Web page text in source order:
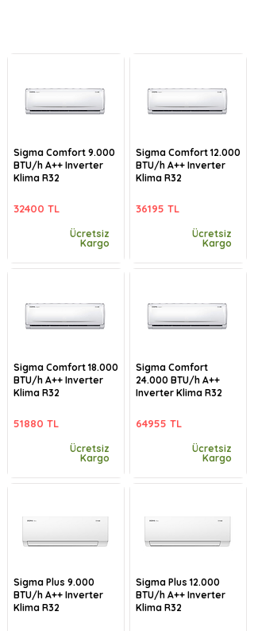
Sigma Comfort 9.000
BTU/h A++ Inverter
Klima R32
32400 TL
Ücretsiz
Kargo
Sigma Comfort 18.000
BTU/h A++ Inverter
Klima R32
51880 TL
Ücretsiz
Kargo
Sigma Plus 9.000
BTU/h A++ Inverter
Klima R32
Sigma Comfort 12.000
BTU/h A++ Inverter
Klima R32
36195 TL
Ücretsiz
Kargo
Sigma Comfort
24.000 BTU/h A++
Inverter Klima R32
64955 TL
Ücretsiz
Kargo
Sigma Plus 12.000
BTU/h A++ Inverter
Klima R32